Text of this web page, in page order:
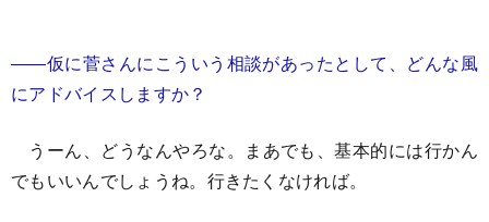
――仮に菅さんにこういう相談があったとして、どんな風
にアドバイスしますか？
うーん、どうなんやろな。まあでも、基本的には行かん
でもいいんでしょうね。行きたくなければ。